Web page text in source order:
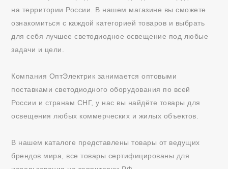
на территории России. В нашем магазине вы сможете
ознакомиться с каждой категорией товаров и выбрать
для себя лучшее светодиодное освещение под любые
задачи и цели.
Компания ОптЭлектрик занимается оптовыми
поставками светодиодного оборудования по всей
России и странам СНГ, у нас вы найдёте товары для
освещения любых коммерческих и жилых объектов.
В нашем каталоге представлены товары от ведущих
брендов мира, все товары сертифицированы для